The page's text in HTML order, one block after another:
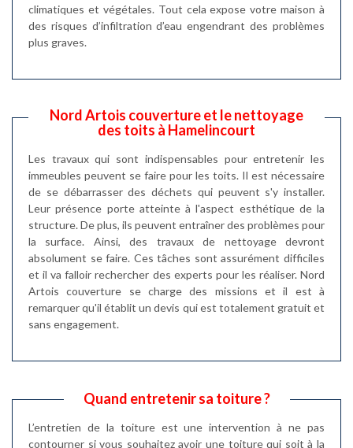
climatiques et végétales. Tout cela expose votre maison à
des risques d’infiltration d’eau engendrant des problèmes
plus graves.
Nord Artois couverture et le nettoyage
des toits à Hamelincourt
Les travaux qui sont indispensables pour entretenir les
immeubles peuvent se faire pour les toits. Il est nécessaire
de se débarrasser des déchets qui peuvent s'y installer.
Leur présence porte atteinte à l'aspect esthétique de la
structure. De plus, ils peuvent entraîner des problèmes pour
la surface. Ainsi, des travaux de nettoyage devront
absolument se faire. Ces tâches sont assurément difficiles
et il va falloir rechercher des experts pour les réaliser. Nord
Artois couverture se charge des missions et il est à
remarquer qu'il établit un devis qui est totalement gratuit et
sans engagement.
Quand entretenir sa toiture ?
L’entretien de la toiture est une intervention à ne pas
contourner si vous souhaitez avoir une toiture qui soit à la